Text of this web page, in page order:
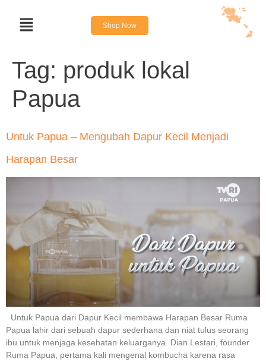
Shop Now
Tag: produk lokal
Papua
Untuk Papua – Mengubah Dapur Kecil Menjadi
Harapan Besar
Untuk Papua dari Dapur Kecil membawa Harapan Besar Ruma
Papua lahir dari sebuah dapur sederhana dan niat tulus seorang
ibu untuk menjaga kesehatan keluarganya. Dian Lestari, founder
Ruma Papua, pertama kali mengenal kombucha karena rasa